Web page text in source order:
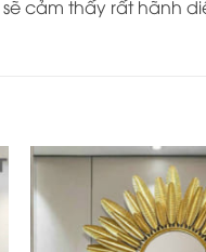
cảm thấy rất hãnh